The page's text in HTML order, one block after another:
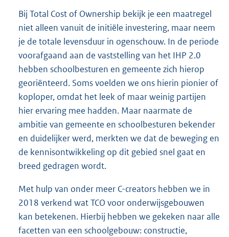
Bij Total Cost of Ownership bekijk je een maatregel
niet alleen vanuit de initiële investering, maar neem
je de totale levensduur in ogenschouw. In de periode
voorafgaand aan de vaststelling van het IHP 2.0
hebben schoolbesturen en gemeente zich hierop
georiënteerd. Soms voelden we ons hierin pionier of
koploper, omdat het leek of maar weinig partijen
hier ervaring mee hadden. Maar naarmate de
ambitie van gemeente en schoolbesturen bekender
en duidelijker werd, merkten we dat de beweging en
de kennisontwikkeling op dit gebied snel gaat en
breed gedragen wordt.
Met hulp van onder meer C-creators hebben we in
2018 verkend wat TCO voor onderwijsgebouwen
kan betekenen. Hierbij hebben we gekeken naar alle
facetten van een schoolgebouw: constructie,